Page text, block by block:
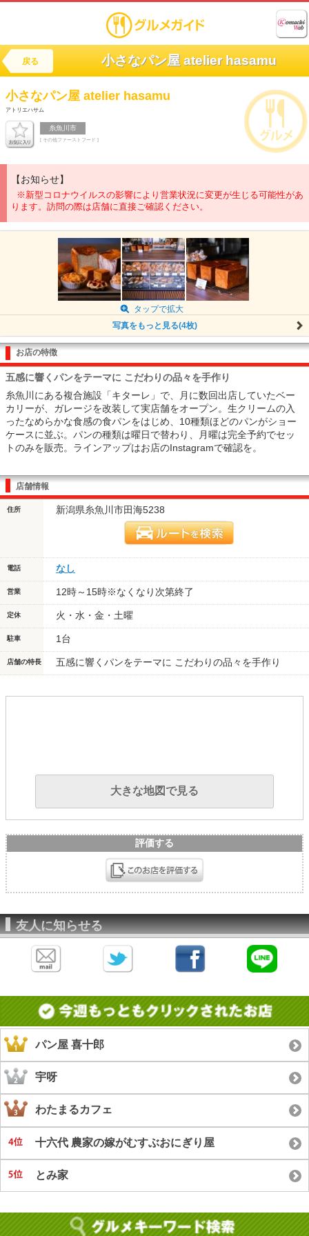
戻る 小さなパン屋 atelier hasamu
小さなパン屋 atelier hasamu
アトリエハサム
糸魚川市
[ その他ファーストフード ]
【お知らせ】
※新型コロナウイルスの影響により営業状況に変更が生じる可能性があ
ります。訪問の際は店舗に直接ご確認ください。
タップで拡大
写真をもっと見る(4枚)
お店の特徴
五感に響くパンをテーマに こだわりの品々を手作り
糸魚川にある複合施設「キターレ」で、月に数回出店していたベー
カリーが、ガレージを改装して実店舗をオープン。生クリームの入
ったなめらかな食感の食パンをはじめ、10種類ほどのパンがショー
ケースに並ぶ。パンの種類は曜日で替わり、月曜は完全予約でセッ
トのみを販売。ラインアップはお店のInstagramで確認を。
店舗情報
住所 新潟県糸魚川市田海5238
電話 なし
営業 12時～15時※なくなり次第終了
定休 火・水・金・土曜
駐車 1台
店舗の特長 五感に響くパンをテーマに こだわりの品々を手作り
大きな地図で見る
評価する
友人に知らせる
パン屋 喜十郎
宇呀
わたまるカフェ
十六代 農家の嫁がむすぶおにぎり屋
とみ家